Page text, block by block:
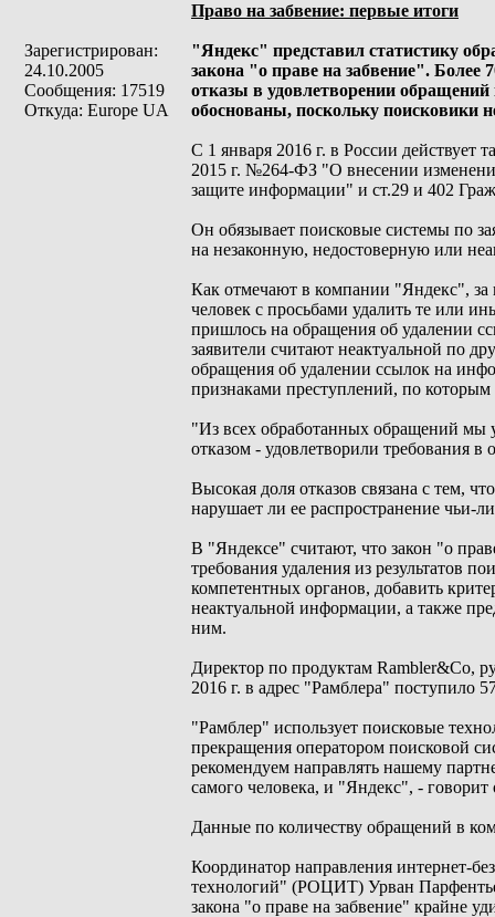
Зарегистрирован:
24.10.2005
Сообщения: 17519
Откуда: Europe UA
Право на забвение: первые итоги
"Яндекс" представил статистику
закона "о праве на забвение". Более
отказы в удовлетворении
обоснованы, поскольку поисковики
С 1 января 2016 г. в России действует
2015 г. №264-ФЗ "О внесении
защите информации" и ст.29 и 402
Он обязывает поисковые системы по
на незаконную, недостоверную или
Как отмечают в компании "Яндекс", за
человек с просьбами удалить те или
пришлось на обращения об удалении
заявители считают неактуальной по
обращения об удалении ссылок на
признаками преступлений, по которым
"Из всех обработанных обращений мы
отказом - удовлетворили требования
Высокая доля отказов связана с тем,
нарушает ли ее распространение чьи-
В "Яндексе" считают, что закон "о
требования удаления из результатов
компетентных органов, добавить
неактуальной информации, а также
ним.
Директор по продуктам Rambler&Co,
2016 г. в адрес "Рамблера" поступило
"Рамблер" использует поисковые
прекращения оператором поисковой
рекомендуем направлять нашему
самого человека, и "Яндекс", - говорит
Данные по количеству обращений в
Координатор направления интернет-
технологий" (РОЦИТ) Урван
закона "о праве на забвение" крайне